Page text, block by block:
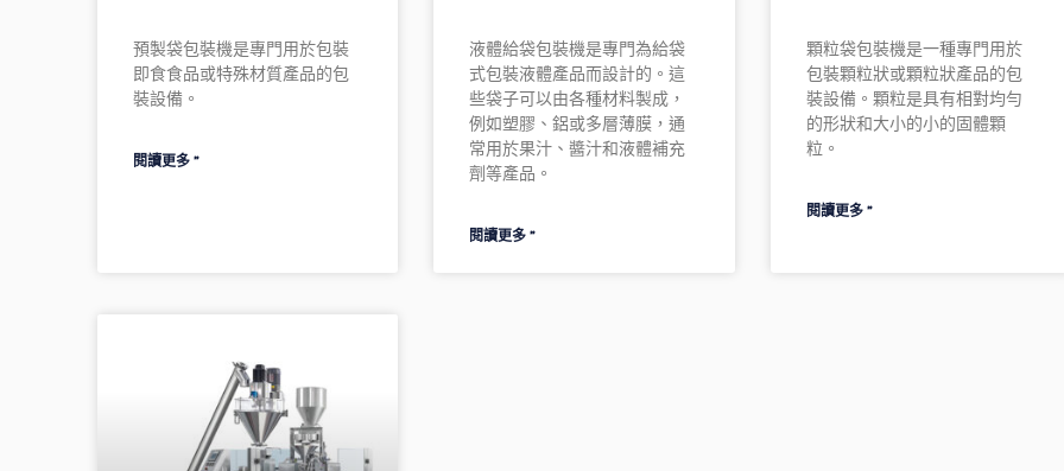
預製袋包裝機是專門用於包裝
即食食品或特殊材質產品的包
裝設備。
閱讀更多 ”
液體給袋包裝機是專門為給袋
式包裝液體產品而設計的。這
些袋子可以由各種材料製成，
例如塑膠、鋁或多層薄膜，通
常用於果汁、醬汁和液體補充
劑等產品。
閱讀更多 ”
顆粒袋包裝機是一種專門用於
包裝顆粒狀或顆粒狀產品的包
裝設備。顆粒是具有相對均勻
的形狀和大小的小的固體顆
粒。
閱讀更多 ”